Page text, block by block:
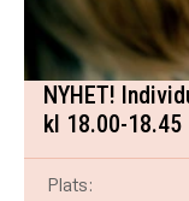
NYHET!
kl 18.00-18.45
Plats: